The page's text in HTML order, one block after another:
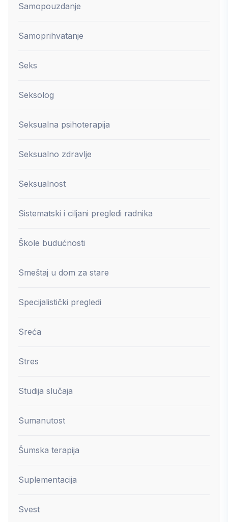
Samopouzdanje
Samoprihvatanje
Seks
Seksolog
Seksualna psihoterapija
Seksualno zdravlje
Seksualnost
Sistematski i ciljani pregledi radnika
Škole budućnosti
Smeštaj u dom za stare
Specijalistički pregledi
Sreća
Stres
Studija slučaja
Sumanutost
Šumska terapija
Suplementacija
Svest